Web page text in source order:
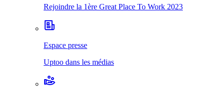
Rejoindre la 1ère Great Place To Work 2023
Espace presse
Uptoo dans les médias